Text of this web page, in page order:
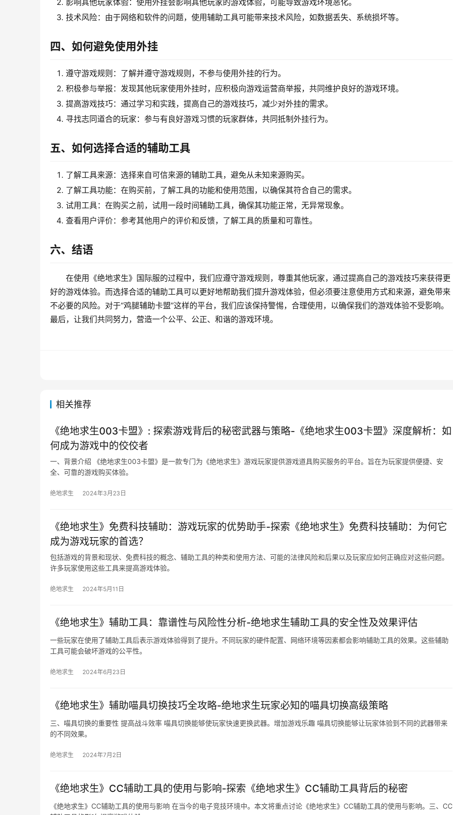
影响其他玩家体验：使用外挂会影响其他玩家的游戏体验，可能导致游戏环境恶化。
技术风险：由于网络和软件的问题，使用辅助工具可能带来技术风险，如数据丢失、系统损坏等。
四、如何避免使用外挂
遵守游戏规则：了解并遵守游戏规则，不参与使用外挂的行为。
积极参与举报：发现其他玩家使用外挂时，应积极向游戏运营商举报，共同维护良好的游戏环境。
提高游戏技巧：通过学习和实践，提高自己的游戏技巧，减少对外挂的需求。
寻找志同道合的玩家：参与有良好游戏习惯的玩家群体，共同抵制外挂行为。
五、如何选择合适的辅助工具
了解工具来源：选择来自可信来源的辅助工具，避免从未知来源购买。
了解工具功能：在购买前，了解工具的功能和使用范围，以确保其符合自己的需求。
试用工具：在购买之前，试用一段时间辅助工具，确保其功能正常，无异常现象。
查看用户评价：参考其他用户的评价和反馈，了解工具的质量和可靠性。
六、结语
在使用《绝地求生》国际服的过程中，我们应遵守游戏规则，尊重其他玩家，通过提高自己的游戏技巧来获得更
好的游戏体验。而选择合适的辅助工具可以更好地帮助我们提升游戏体验，但必须要注意使用方式和来源，避免带来
不必要的风险。对于“鸡腿辅助卡盟”这样的平台，我们应该保持警惕，合理使用，以确保我们的游戏体验不受影响。
最后，让我们共同努力，营造一个公平、公正、和谐的游戏环境。
相关推荐
《绝地求生003卡盟》: 探索游戏背后的秘密武器与策略-《绝地求生003卡盟》深度解析：如
何成为游戏中的佼佼者
一、背景介绍 《绝地求生003卡盟》是一款专门为《绝地求生》游戏玩家提供游戏道具购买服务的平台。旨在为玩家提供便捷、安
全、可靠的游戏购买体验。
绝地求生 2024年3月23日
《绝地求生》免费科技辅助：游戏玩家的优势助手-探索《绝地求生》免费科技辅助：为何它
成为游戏玩家的首选？
包括游戏的背景和现状、免费科技的概念、辅助工具的种类和使用方法、可能的法律风险和后果以及玩家应如何正确应对这些问题。
许多玩家使用这些工具来提高游戏体验。
绝地求生 2024年5月11日
《绝地求生》辅助工具：靠谱性与风险性分析-绝地求生辅助工具的安全性及效果评估
一些玩家在使用了辅助工具后表示游戏体验得到了提升。不同玩家的硬件配置、网络环境等因素都会影响辅助工具的效果。这些辅助
工具可能会破坏游戏的公平性。
绝地求生 2024年6月23日
《绝地求生》辅助喵具切换技巧全攻略-绝地求生玩家必知的喵具切换高级策略
三、喵具切换的重要性 提高战斗效率 喵具切换能够使玩家快速更换武器。增加游戏乐趣 喵具切换能够让玩家体验到不同的武器带来
的不同效果。
绝地求生 2024年7月2日
《绝地求生》CC辅助工具的使用与影响-探索《绝地求生》CC辅助工具背后的秘密
《绝地求生》CC辅助工具的使用与影响 在当今的电子竞技环境中。本文将重点讨论《绝地求生》CC辅助工具的使用与影响。三、CC